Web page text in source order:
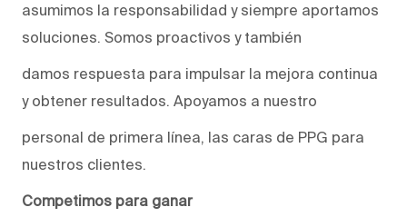
asumimos la responsabilidad y siempre aportamos
soluciones. Somos proactivos y también
damos respuesta para impulsar la mejora continua
y obtener resultados. Apoyamos a nuestro
personal de primera línea, las caras de PPG para
nuestros clientes.
Competimos para ganar